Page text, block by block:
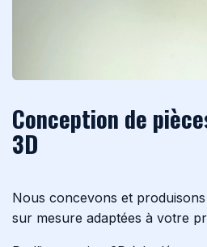
Conception de
3D
Nous concevons et
sur mesure adaptées à votre